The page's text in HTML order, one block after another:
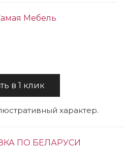
Мебель
в 1 клик
характер.
ПО БЕЛАРУСИ